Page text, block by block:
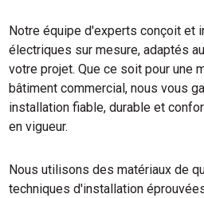
Notre équipe d'experts conçoit et
électriques sur mesure, adaptés
votre projet. Que ce soit pour une
bâtiment commercial, nous vous
installation fiable, durable et
en vigueur.
Nous utilisons des matériaux de
techniques d'installation